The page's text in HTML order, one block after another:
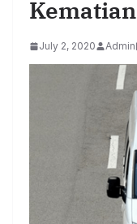
Kematian
July 2, 2020 Admin